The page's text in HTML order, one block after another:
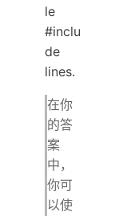
le
#inclu
de
lines.
在你
的答
案
中，
你可
以使